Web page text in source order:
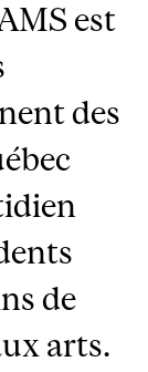
est
des
de
arts.